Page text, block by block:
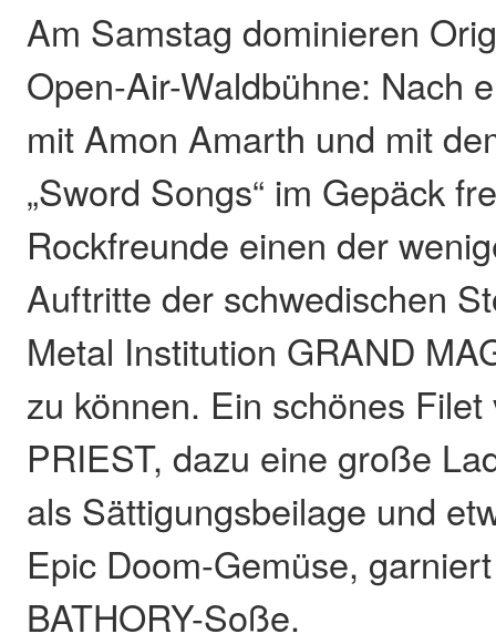
Am Samstag dominieren
Open-Air-Waldbühne: Nach
mit Amon Amarth und mit
„Sword Songs“ im Gepäck
Rockfreunde einen der
Auftritte der schwedischen
Metal Institution GRAND
zu können. Ein schönes
PRIEST, dazu eine große
als Sättigungsbeilage und
Epic Doom-Gemüse,
BATHORY-Soße.